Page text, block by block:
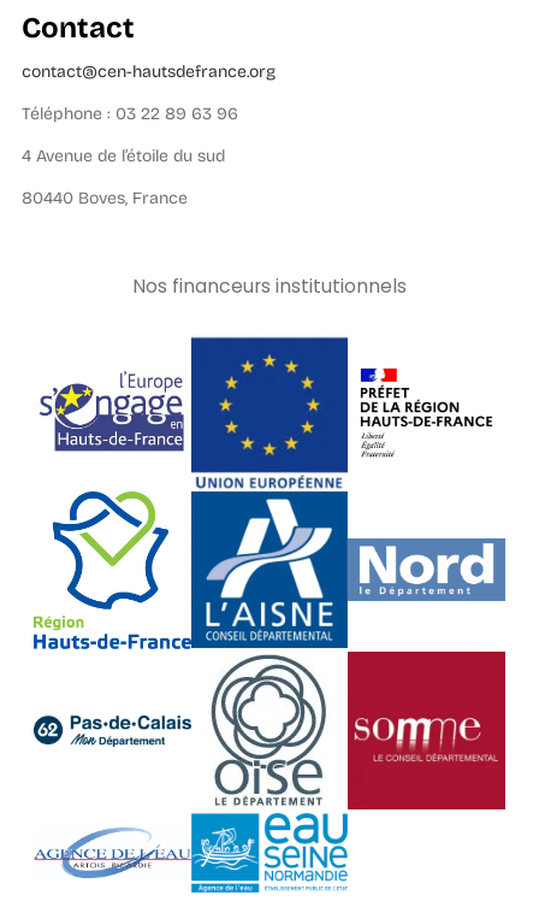
Contact
contact@cen-hautsdefrance.org
Téléphone : 03 22 89 63 96
4 Avenue de l’étoile du sud
80440 Boves, France
Nos financeurs institutionnels